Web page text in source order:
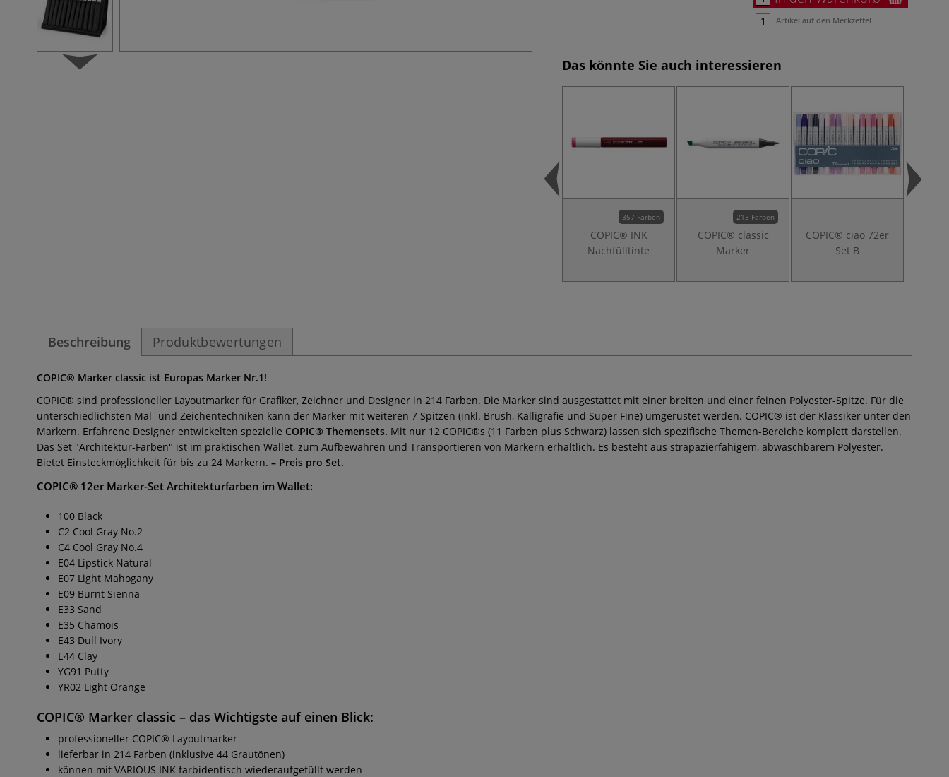
Artikel auf den Merkzettel
Das könnte Sie auch interessieren
357 Farben
COPIC® INK
Nachfülltinte
213 Farben
COPIC® classic
Marker
COPIC® ciao 72er
Set B
Beschreibung Produktbewertungen
COPIC® Marker classic ist Europas Marker Nr.1!
COPIC® sind professioneller Layoutmarker für Grafiker, Zeichner und Designer in 214 Farben. Die Marker sind ausgestattet mit einer breiten und einer feinen Polyester-Spitze. Für die
unterschiedlichsten Mal- und Zeichentechniken kann der Marker mit weiteren 7 Spitzen (inkl. Brush, Kalligrafie und Super Fine) umgerüstet werden. COPIC® ist der Klassiker unter den
Markern. Erfahrene Designer entwickelten spezielle COPIC® Themensets. Mit nur 12 COPIC®s (11 Farben plus Schwarz) lassen sich spezifische Themen-Bereiche komplett darstellen.
Das Set "Architektur-Farben" ist im praktischen Wallet, zum Aufbewahren und Transportieren von Markern erhältlich. Es besteht aus strapazierfähigem, abwaschbarem Polyester.
Bietet Einsteckmöglichkeit für bis zu 24 Markern. – Preis pro Set.
COPIC® 12er Marker-Set Architekturfarben im Wallet:
100 Black
C2 Cool Gray No.2
C4 Cool Gray No.4
E04 Lipstick Natural
E07 Light Mahogany
E09 Burnt Sienna
E33 Sand
E35 Chamois
E43 Dull Ivory
E44 Clay
YG91 Putty
YR02 Light Orange
COPIC® Marker classic – das Wichtigste auf einen Blick:
professioneller COPIC® Layoutmarker
lieferbar in 214 Farben (inklusive 44 Grautönen)
können mit VARIOUS INK farbidentisch wiederaufgefüllt werden